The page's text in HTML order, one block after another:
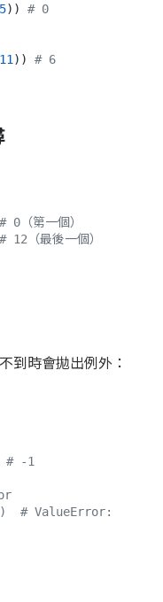
5)) # 0
11 )) # 6
# 0（第一個）
# 12（最後一個）
到時會拋出例外：
# -1
# ValueError: